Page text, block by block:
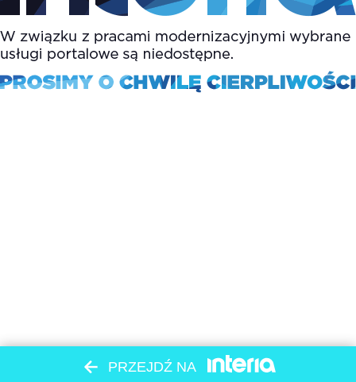
PRZEJDŹ NA